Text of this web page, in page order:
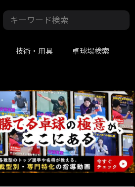
技術・用具 卓球場検索